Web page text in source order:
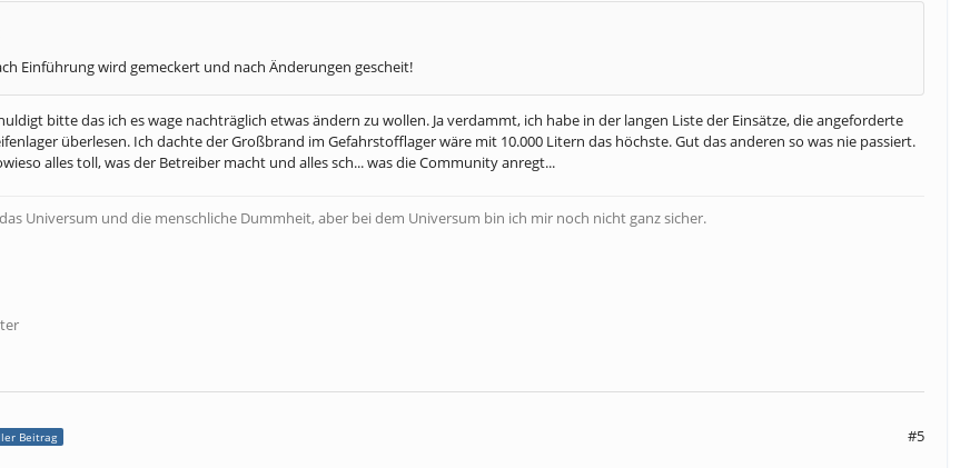
Einführung wird gemeckert und nach Änderungen gescheit!
bitte das ich es wage nachträglich etwas ändern zu wollen. Ja verdammt, ich habe in der langen Liste der Einsätze, die angeforderte
überlesen. Ich dachte der Großbrand im Gefahrstofflager wäre mit 10.000 Litern das höchste. Gut das anderen so was nie passiert.
alles toll, was der Betreiber macht und alles sch... was die Community anregt...
Universum und die menschliche Dummheit, aber bei dem Universum bin ich mir noch nicht ganz sicher.
Beitrag #5